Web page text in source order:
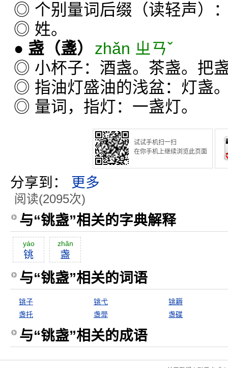
◎ 个别量词后缀（读轻声）
◎ 姓。
● 盏 （盞）
zhǎn ㄓㄢˇ
◎ 小杯子：酒盏。茶盏。把
◎ 指油灯盛油的浅盆：灯盏
◎ 量词，指灯：一盏灯。
试试手机扫一扫
在你手机上继续浏览此页面
分享到： 更多
阅读(2095次)
与“铫盏”相关的字典解释
yáo
铫
zhăn
盏
与“铫盏”相关的词语
铫子 铫弋
铫耨
盏托
盏斝 盏碟
与“铫盏”相关的成语